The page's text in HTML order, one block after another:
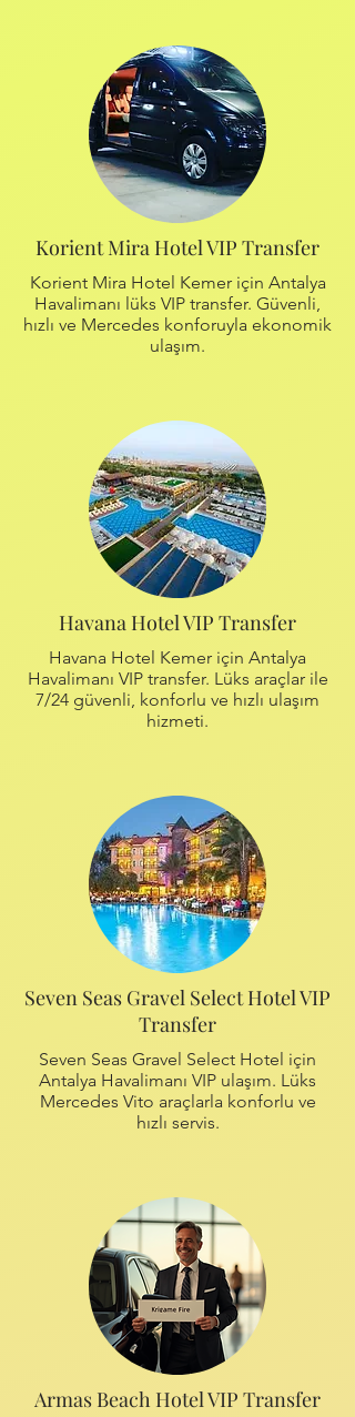
Korient Mira Hotel VIP Transfer
Korient Mira Hotel Kemer için Antalya
Havalimanı lüks VIP transfer. Güvenli,
hızlı ve Mercedes konforuyla ekonomik
ulaşım.
Havana Hotel VIP Transfer
Havana Hotel Kemer için Antalya
Havalimanı VIP transfer. Lüks araçlar ile
7/24 güvenli, konforlu ve hızlı ulaşım
hizmeti.
Seven Seas Gravel Select Hotel VIP
Transfer
Seven Seas Gravel Select Hotel için
Antalya Havalimanı VIP ulaşım. Lüks
Mercedes Vito araçlarla konforlu ve
hızlı servis.
Armas Beach Hotel VIP Transfer